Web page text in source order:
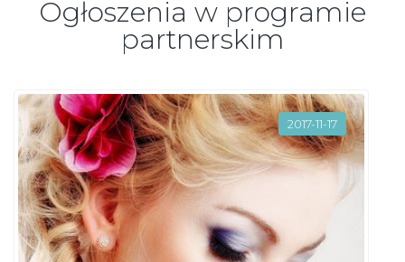
Ogłoszenia w programie
partnerskim
2017-11-17